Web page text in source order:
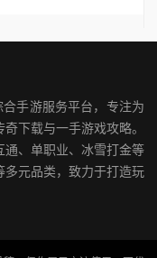
手游服务平台，专注为
下载与一手游戏攻略。
、单职业、冰雪打金等
元品类，致力于打造玩